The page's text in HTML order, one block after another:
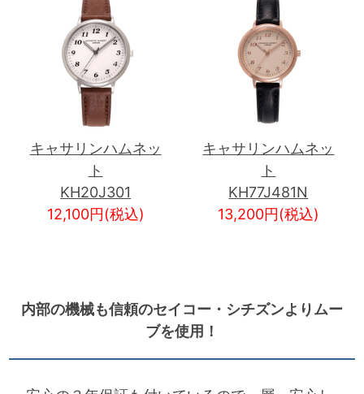
キャサリンハムネッ
ト
KH20J301
12,100円(税込)
キャサリンハムネッ
ト
KH77J481N
13,200円(税込)
内部の機械も信頼のセイコー・シチズンよりムー
ブを使用！